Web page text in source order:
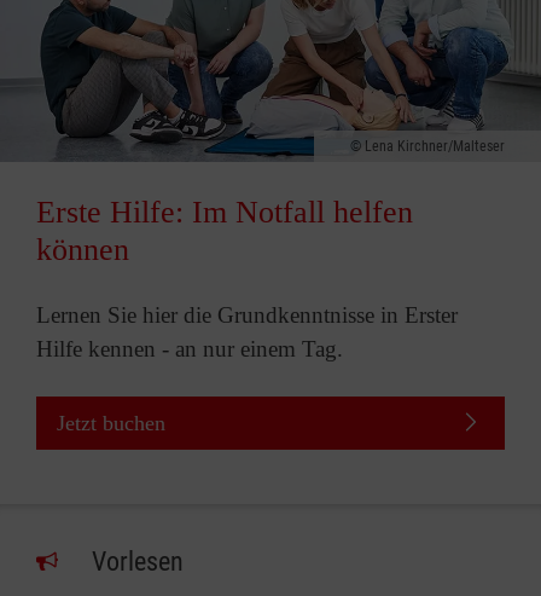
Lena Kirchner/Malteser
Erste Hilfe: Im Notfall helfen
können
Lernen Sie hier die Grundkenntnisse in Erster
Hilfe kennen - an nur einem Tag.
Jetzt buchen
Vorlesen